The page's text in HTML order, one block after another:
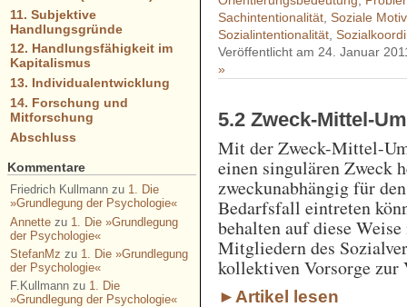
Sachintentionalität ,Soziale
Sozialintentionalität ,
Veröffentlicht am 24. Januar
»
5.2 Zweck-Mittel-
Mit der Zweck-Mittel-
einen singulären Zweck
zweckunabhängig für
Bedarfsfall eintreten
behalten auf diese
Mitgliedern des
kollektiven Vorsorge zur
►Artikel lesen
11. Subjektive
Handlungsgründe
12. Handlungsfähigkeit im
Kapitalismus
13. Individualentwicklung
14. Forschung und
Mitforschung
Abschluss
Kommentare
Friedrich Kullmannzu 1. Die
»Grundlegung der Psychologie«
Annettezu 1. Die »Grundlegung
der Psychologie«
StefanMz zu 1. Die »Grundlegung
der Psychologie«
F.Kullmannzu 1. Die
»Grundlegung der Psychologie«